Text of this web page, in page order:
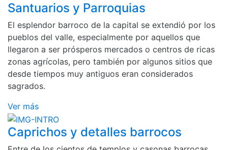
Santuarios y Parroquias
El esplendor barroco de la capital se extendió por los
pueblos del valle, especialmente por aquellos que
llegaron a ser prósperos mercados o centros de ricas
zonas agrícolas, pero también por algunos sitios que
desde tiempos muy antiguos eran considerados
sagrados.
Ver más
Caprichos y detalles barrocos